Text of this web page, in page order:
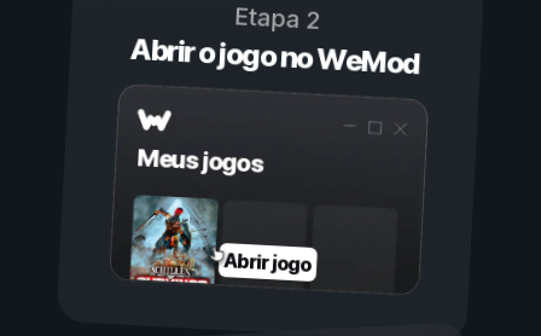
Etapa 2
Abrir o jogo no WeMod
Meus jogos
Abrir jogo